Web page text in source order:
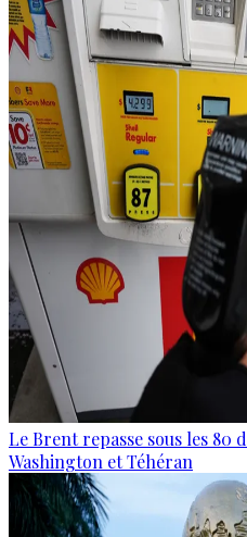
Le Brent repasse sous les 80
Washington et Téhéran